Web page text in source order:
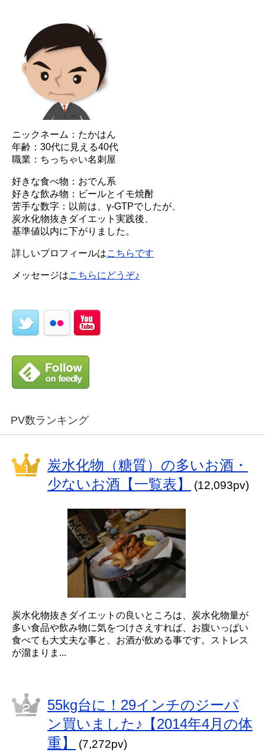
ニックネーム：たかはん
年齢：30代に見える40代
職業：ちっちゃい名刺屋
好きな食べ物：おでん系
好きな飲み物：ビールとイモ焼酎
苦手な数字：以前は、γ-GTPでしたが、
炭水化物抜きダイエット実践後、
基準値以内に下がりました。
詳しいプロフィールはこちらです
メッセージはこちらにどうぞ♪
PV数ランキング
炭水化物（糖質）の多いお酒・
少ないお酒【一覧表】
(12,093pv)
炭水化物抜きダイエットの良いところは、炭水化物量が
多い食品や飲み物に気をつけさえすれば、お腹いっぱい
食べても大丈夫な事と、お酒が飲める事です。ストレス
が溜まりま...
55kg台に！29インチのジーパ
ン買いました♪【2014年4月の体
重】
(7,272pv)